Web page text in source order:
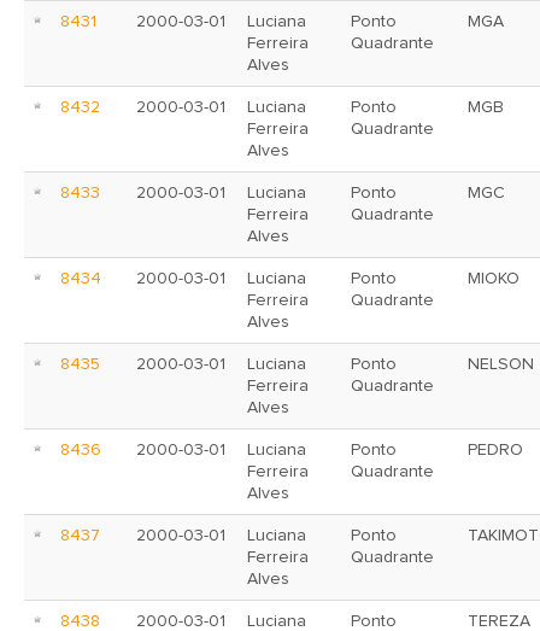
8431 2000-03-01
Luciana
Ferreira
Alves
Ponto
Quadrante
MGA
8432 2000-03-01
Luciana
Ferreira
Alves
Ponto
Quadrante
MGB
8433 2000-03-01
Luciana
Ferreira
Alves
Ponto
Quadrante
MGC
8434 2000-03-01
Luciana
Ferreira
Alves
Ponto
Quadrante
MIOKO
8435 2000-03-01
Luciana
Ferreira
Alves
Ponto
Quadrante
NELSON
8436 2000-03-01
Luciana
Ferreira
Alves
Ponto
Quadrante
PEDRO
8437 2000-03-01
Luciana
Ferreira
Alves
Ponto
Quadrante
8438 2000-03-01
Luciana
Ponto
TEREZA